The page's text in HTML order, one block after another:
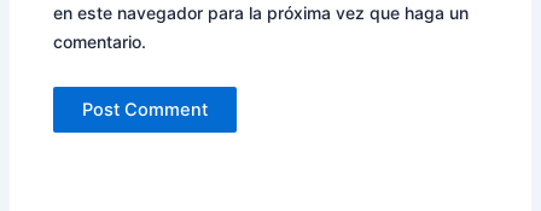
en este navegador para la próxima vez que haga un
comentario.